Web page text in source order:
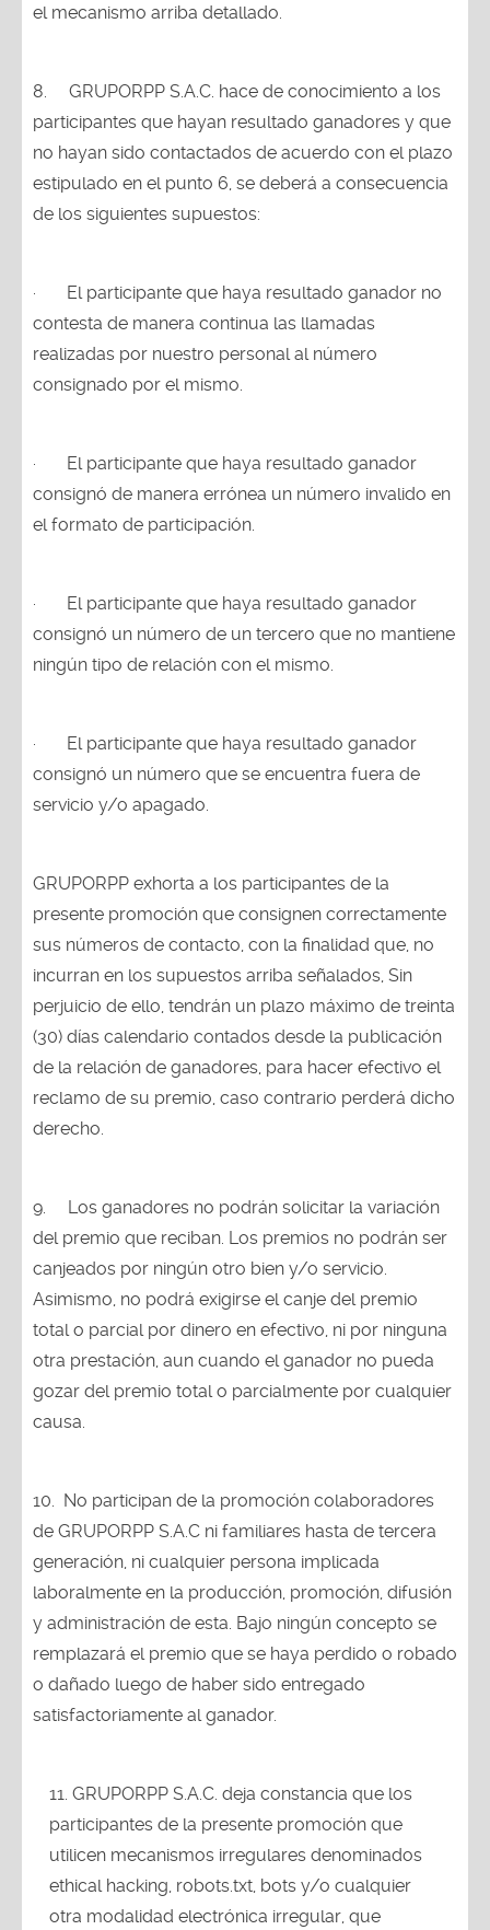
el mecanismo arriba detallado.
8. GRUPORPP S.A.C. hace de conocimiento a los
participantes que hayan resultado ganadores y que
no hayan sido contactados de acuerdo con el plazo
estipulado en el punto 6, se deberá a consecuencia
de los siguientes supuestos:
· El participante que haya resultado ganador no
contesta de manera continua las llamadas
realizadas por nuestro personal al número
consignado por el mismo.
· El participante que haya resultado ganador
consignó de manera errónea un número invalido en
el formato de participación.
· El participante que haya resultado ganador
consignó un número de un tercero que no mantiene
ningún tipo de relación con el mismo.
· El participante que haya resultado ganador
consignó un número que se encuentra fuera de
servicio y/o apagado.
GRUPORPP exhorta a los participantes de la
presente promoción que consignen correctamente
sus números de contacto, con la finalidad que, no
incurran en los supuestos arriba señalados, Sin
perjuicio de ello, tendrán un plazo máximo de treinta
(30) días calendario contados desde la publicación
de la relación de ganadores, para hacer efectivo el
reclamo de su premio, caso contrario perderá dicho
derecho.
9. Los ganadores no podrán solicitar la variación
del premio que reciban. Los premios no podrán ser
canjeados por ningún otro bien y/o servicio.
Asimismo, no podrá exigirse el canje del premio
total o parcial por dinero en efectivo, ni por ninguna
otra prestación, aun cuando el ganador no pueda
gozar del premio total o parcialmente por cualquier
causa.
10. No participan de la promoción colaboradores
de GRUPORPP S.A.C ni familiares hasta de tercera
generación, ni cualquier persona implicada
laboralmente en la producción, promoción, difusión
y administración de esta. Bajo ningún concepto se
remplazará el premio que se haya perdido o robado
o dañado luego de haber sido entregado
satisfactoriamente al ganador.
GRUPORPP S.A.C. deja constancia que los
participantes de la presente promoción que
utilicen mecanismos irregulares denominados
ethical hacking, robots.txt, bots y/o cualquier
otra modalidad electrónica irregular, que